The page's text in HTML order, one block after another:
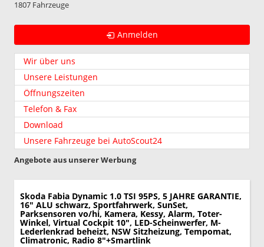
1807 Fahrzeuge
Anmelden
Wir über uns
Unsere Leistungen
Öffnungszeiten
Telefon & Fax
Download
Unsere Fahrzeuge bei AutoScout24
Angebote aus unserer Werbung
Skoda Fabia Dynamic 1.0 TSI 95PS, 5 JAHRE GARANTIE,
16" ALU schwarz, Sportfahrwerk, SunSet,
Parksensoren vo/hi, Kamera, Kessy, Alarm, Toter-
Winkel, Virtual Cockpit 10", LED-Scheinwerfer, M-
Lederlenkrad beheizt, NSW Sitzheizung, Tempomat,
Climatronic, Radio 8"+Smartlink